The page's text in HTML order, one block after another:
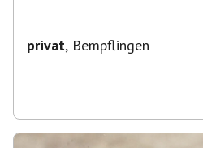
privat, Bempflingen